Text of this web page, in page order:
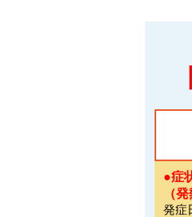
●症
（
発症